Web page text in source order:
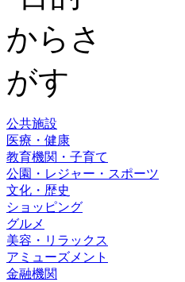
公共施設
医療・健康
教育機関・子育て
公園・レジャー・スポーツ
文化・歴史
ショッピング
グルメ
美容・リラックス
アミューズメント
金融機関